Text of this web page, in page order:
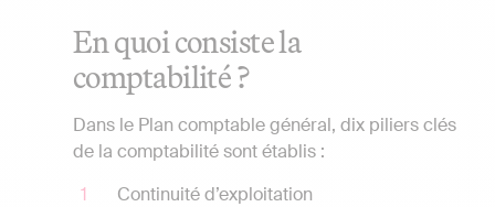
En quoi consiste la
comptabilité ?
Dans le Plan comptable général, dix piliers clés
de la comptabilité sont établis :
Continuité d’exploitation